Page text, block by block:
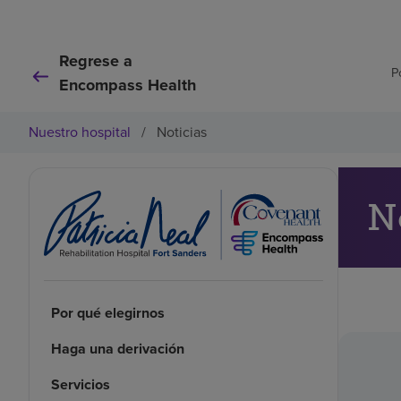
Regrese a
Encompass Health
Nuestro hospital / Noticias
Por qué elegirnos
Haga una derivación
Servicios